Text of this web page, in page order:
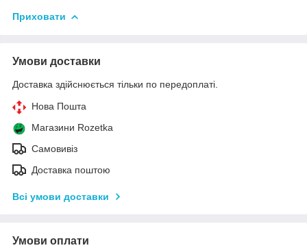
Приховати
Умови доставки
Доставка здійснюється тільки по передоплаті.
Нова Пошта
Магазини Rozetka
Самовивіз
Доставка поштою
Всі умови доставки
Умови оплати